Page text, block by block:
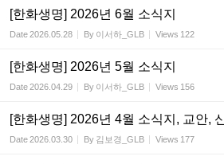
[한화생명] 2026년 6월 소식지
Date2026.05.28 By 이서하_GLB Views 122
[한화생명] 2026년 5월 소식지
Date2026.04.29 By 이서하_GLB Views 156
[한화생명] 2026년 4월 소식지, 교안,
Date2026.03.30 By 김보경_GLB Views 177